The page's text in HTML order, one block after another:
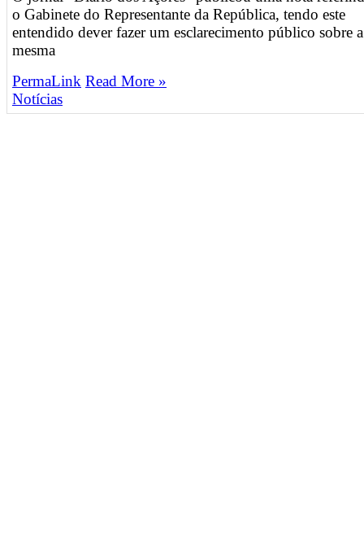
o Gabinete do Representante da República, tendo este
entendido dever fazer um esclarecimento público sobre a
mesma
PermaLink Read More »
Notícias